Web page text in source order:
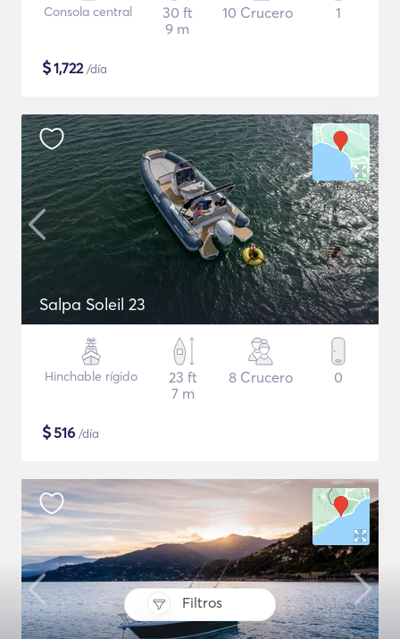
Filtros
Consola central
30 ft
9 m
10 Crucero 1
$1,722/día
Salpa Soleil 23
Hinchable rígido
23 ft
7 m
8 Crucero 0
$516 /día